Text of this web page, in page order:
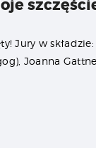
Jury w
Joanna